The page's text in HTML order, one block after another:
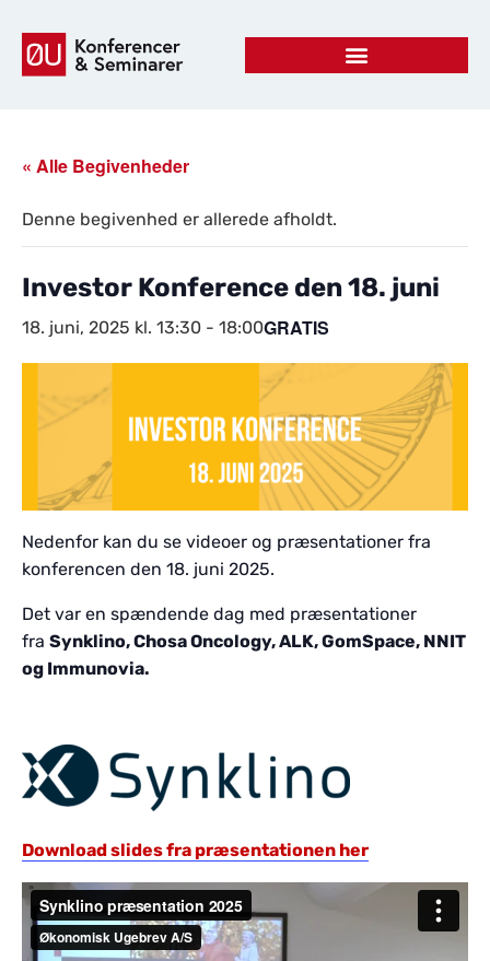
« Alle Begivenheder
Denne begivenhed er allerede afholdt.
Investor Konference den 18. juni
18. juni, 2025 kl. 13:30 - 18:00GRATIS
Nedenfor kan du se videoer og præsentationer fra
konferencen den 18. juni 2025.
Det var en spændende dag med præsentationer
fra Synklino, Chosa Oncology, ALK, GomSpace, NNIT
og Immunovia.
Download slides fra præsentationen her